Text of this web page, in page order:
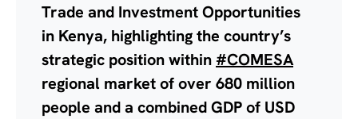
Trade and Investment Opportunities
in Kenya, highlighting the country’s
strategic position within #COMESA
regional market of over 680 million
people and a combined GDP of USD